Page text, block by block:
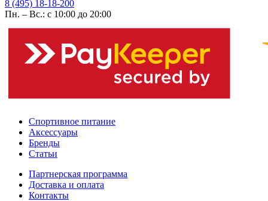
8 (495) 18-18-200
Пн. – Вс.: с 10:00 до 20:00
Спортивное питание
Аксессуары
Бренды
Статьи
Партнерская программа
Доставка и оплата
Контакты